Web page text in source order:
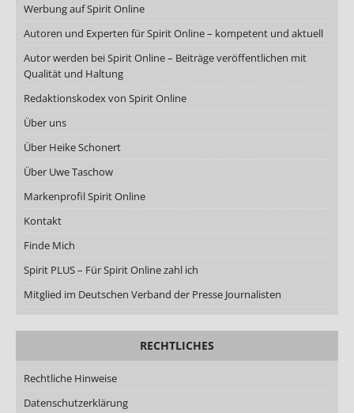
Werbung auf Spirit Online
Autoren und Experten für Spirit Online – kompetent und aktuell
Autor werden bei Spirit Online – Beiträge veröffentlichen mit
Qualität und Haltung
Redaktionskodex von Spirit Online
Über uns
Über Heike Schonert
Über Uwe Taschow
Markenprofil Spirit Online
Kontakt
Finde Mich
Spirit PLUS – Für Spirit Online zahl ich
Mitglied im Deutschen Verband der Presse Journalisten
RECHTLICHES
Rechtliche Hinweise
Datenschutzerklärung